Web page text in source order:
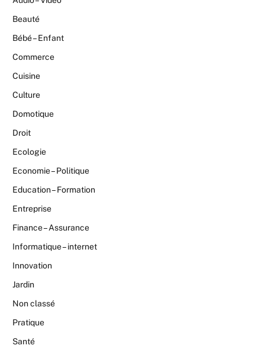
Beauté
Bébé – Enfant
Commerce
Cuisine
Culture
Domotique
Droit
Ecologie
Economie – Politique
Education – Formation
Entreprise
Finance – Assurance
Informatique – internet
Innovation
Jardin
Non classé
Pratique
Santé